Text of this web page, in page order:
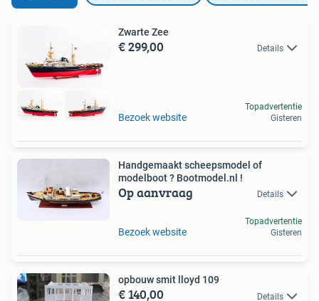
Zwarte Zee
€ 299,00 Details
Bezoek website
Topadvertentie
Gisteren
Handgemaakt scheepsmodel of
modelboot ? Bootmodel.nl !
Op aanvraag Details
Bezoek website
Topadvertentie
Gisteren
opbouw smit lloyd 109
€ 140,00 Details